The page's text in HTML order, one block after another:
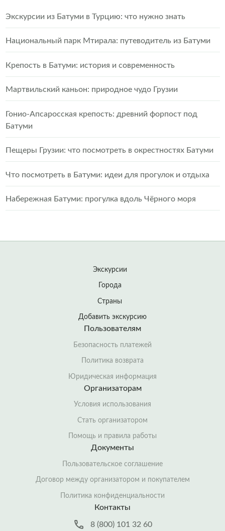
Экскурсии из Батуми в Турцию: что нужно знать
Национальный парк Мтирала: путеводитель из Батуми
Крепость в Батуми: история и современность
Мартвильский каньон: природное чудо Грузии
Гонио-Апсаросская крепость: древний форпост под
Батуми
Пещеры Грузии: что посмотреть в окрестностях Батуми
Что посмотреть в Батуми: идеи для прогулок и отдыха
Набережная Батуми: прогулка вдоль Чёрного моря
Экскурсии
Города
Страны
Добавить экскурсию
Пользователям
Безопасность платежей
Политика возврата
Юридическая информация
Организаторам
Условия использования
Стать организатором
Помощь и правила работы
Документы
Пользовательское соглашение
Договор между организатором и покупателем
Политика конфиденциальности
Контакты
8 (800) 101 32 60